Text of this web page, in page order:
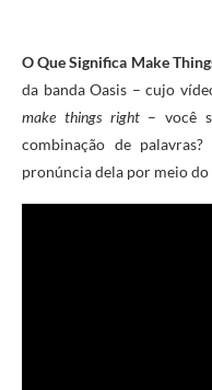
O Que Significa Make
da banda Oasis – cujo
make things right– você
combinação de
pronúncia dela por meio do